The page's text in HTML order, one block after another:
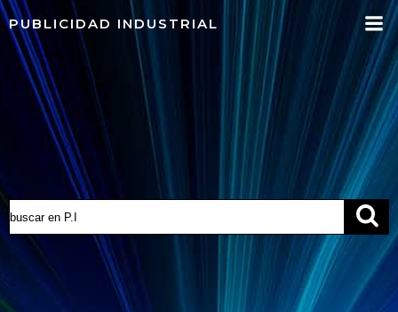
al
contenido
PUBLICIDAD INDUSTRIAL